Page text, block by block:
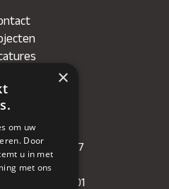
NL. 858732191.B01
×
om uw
Door
u in met
met ons